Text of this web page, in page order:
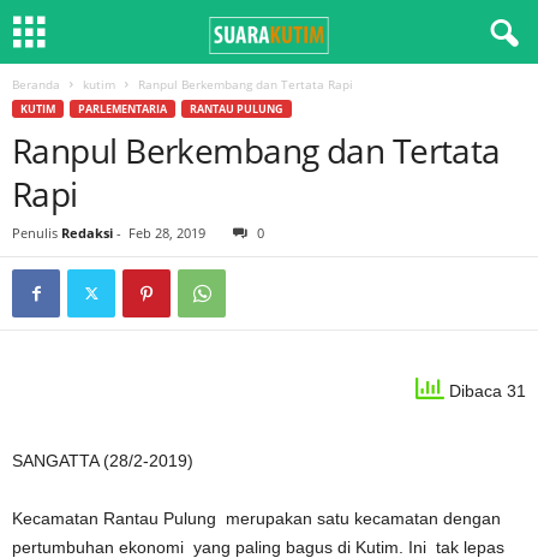
Beranda kutim Ranpul Berkembang dan Tertata Rapi
KUTIM PARLEMENTARIA RANTAU PULUNG
Ranpul Berkembang dan Tertata
Rapi
Penulis Redaksi - Feb 28, 2019 0
Dibaca 31
SANGATTA (28/2-2019)
Kecamatan Rantau Pulung merupakan satu kecamatan dengan
pertumbuhan ekonomi yang paling bagus di Kutim. Ini tak lepas